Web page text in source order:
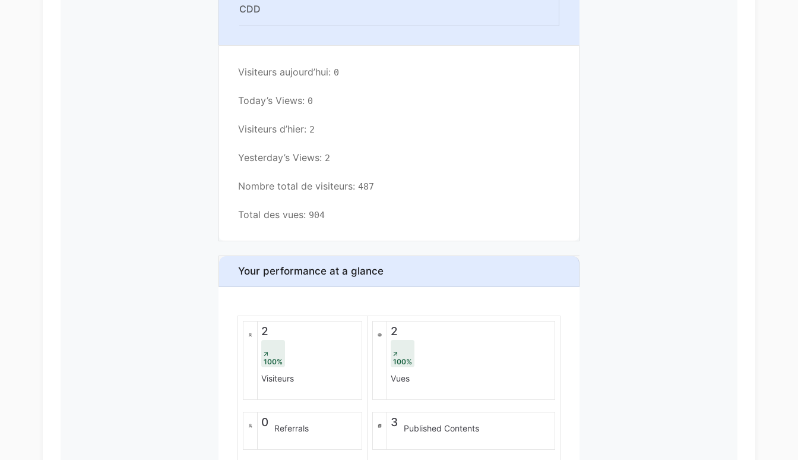
CDD
Visiteurs aujourd’hui: 0
Today’s Views: 0
Visiteurs d’hier: 2
Yesterday’s Views: 2
Nombre total de visiteurs: 487
Total des vues: 904
Your performance at a glance
2
100%
Visiteurs
0 Referrals
2
100%
Vues
3 Published Contents